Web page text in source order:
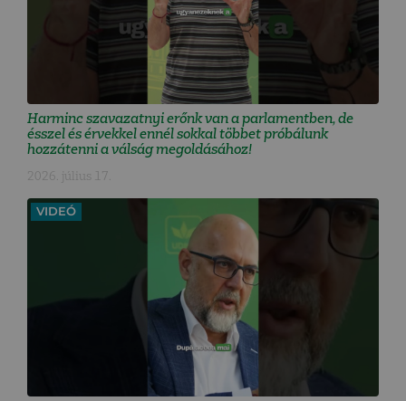
Harminc szavazatnyi erőnk van a parlamentben, de
ésszel és érvekkel ennél sokkal többet próbálunk
hozzátenni a válság megoldásához!
2026. július 17.
VIDEÓ